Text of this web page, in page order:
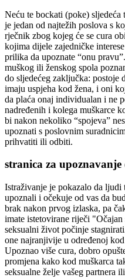
Neću te bockati (poke)
je jedan od najtežih poslova s
rječnik zbog kojeg će se cura
kojima dijele zajedničke
prilika da upoznate “onu
muškog ili ženskog spola
do sljedećeg zaključka: postoje
imaju uspjeha kod žena, i oni
da plaća onaj individualan i ne
nadređenih i kolega muškarce
bi nakon nekoliko “spojeva”
upoznati s poslovnim
prihvatiti ili odbiti.
stranica za
Istraživanje je pokazalo da ljudi
upoznali i očekuje od vas da
brak nakon prvog izlaska, pa
imate istetovirane riječi
seksualni život počinje
one najranjivije u određenoj
Upoznao više cura, dobro
promjena kako kod muškarca
seksualne želje vašeg partnera